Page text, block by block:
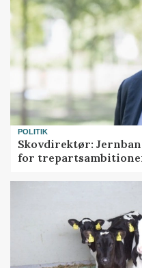
POLITIK
Skovdirektør:
for